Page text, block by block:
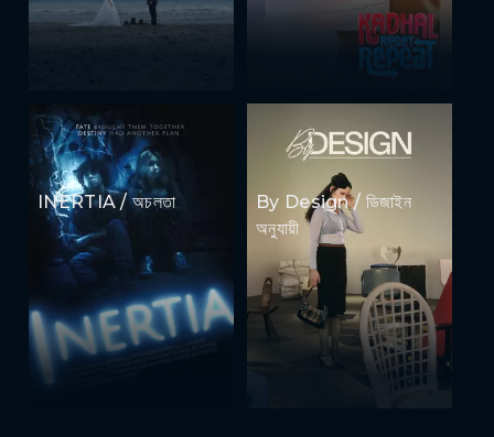
INERTIA / অচলতা
By Design / ডিজাইন
অনুযায়ী